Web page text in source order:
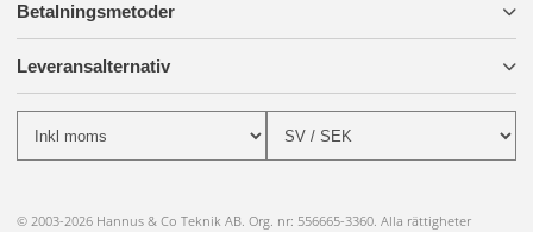
Betalningsmetoder
Leveransalternativ
© 2003-2026 Hannus & Co Teknik AB. Org. nr: 556665-3360. Alla rättigheter